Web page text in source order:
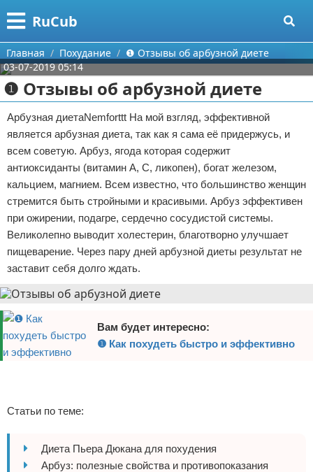
RuCub
Меню
Главная
Категории
Аэробика
Разное про спорт
Баскетбол
Бодибилдинг
Конный спорт
Экстримальный спорт
Футбол
Боевые виды искусства
Как накачаться
Водный спорт
Поиск
О проекте
Контакты
Сотрудничество
Размещение рекламы
Для правообладателей
Условия предоставления информации
Отказ от ответственности
Главная Похудание
❶ Отзывы об арбузной диете
03-07-2019 05:14
❶ Отзывы об арбузной диете
Арбузная диетаNemforttt На мой взгляд, эффективной
является арбузная диета, так как я сама её придержусь, и
всем советую. Арбуз, ягода которая содержит
антиоксиданты (витамин А, C, ликопен), богат железом,
кальцием, магнием. Всем известно, что большинство женщин
стремится быть стройными и красивыми. Арбуз эффективен
при ожирении, подагре, сердечно сосудистой системы.
Великолепно выводит холестерин, благотворно улучшает
пищеварение. Через пару дней арбузной диеты результат не
заставит себя долго ждать.
Вам будет интересно:
❶ Как похудеть быстро и эффективно
Статьи по теме:
Диета Пьера Дюкана для похудения
Арбуз: полезные свойства и противопоказания